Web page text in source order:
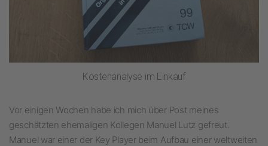
Kostenanalyse im Einkauf
Vor einigen Wochen habe ich mich über Post meines
geschätzten ehemaligen Kollegen Manuel Lutz gefreut.
Manuel war einer der Key Player beim Aufbau einer weltweiten